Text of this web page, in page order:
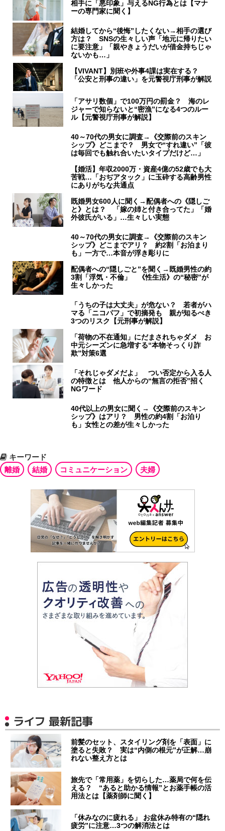
相手に「悪印象」与えるNG行為とは【マナ
ーの専門家に聞く】
結婚してから“後悔”したくない→相手の選び
方は？ SNSの生々しい声「地元に帰りたい
に要注意」「親やきょうだいが借金持ちじゃ
ないかも…」
【VIVANT】別班や外事4課は実在する？
「公安と刑事の違い」を元警視庁刑事が解説
「アサリ数個」で100万円の罰金？ 海のレ
ジャーで知らないと“密漁”になる4つのルー
ル【元警視庁刑事が解説】
40～70代の男女に調査→《交際前のスキン
シップ》どこまで？ 男女で“すれ違い”「彼
は毎回でも触れ合いたいタイプだけど…」
【婚活】年収2000万・資産4億の52歳でも大
苦戦…「おぢアタック」に玉砕する高齢男性
にありがちな共通点
既婚男女600人に聞く→配偶者への《隠しご
と》とは？ 「嫁の姉と付き合ってた」「婚
外彼氏がいる」…生々しい実態
40～70代の男女に調査→《交際前のスキン
シップ》どこまでアリ？ 約2割「お泊まり
も」一方で…本音が浮き彫りに
配偶者への“隠しごと”を聞く→既婚男性の約
3割「浮気・不倫」 《性生活》の“秘密”が
生々しかった
「うちの子は大丈夫」が危ない？ 若者がハ
マる「ニコパフ」で初摘発も 親が知るべき
3つのリスク【元刑事が解説】
「荷物の不在通知」にだまされちゃダメ お
中元シーズンに急増する“本物そっくり詐
欺”対策6選
「それじゃダメだよ」 つい否定から入る人
の特徴とは 他人からの“無言の拒否”招く
NGワード
40代以上の男女に聞く→《交際前のスキン
シップ》はアリ？ 男性の約4割「お泊り
も」女性との差が生々しかった
キーワード
離婚
結婚 コミュニケーション 夫婦
ライフ 最新記事
前髪のセット、スタイリング剤を「表面」に
塗ると失敗？ 実は“内側の根元”が正解…崩
れない整え方とは
旅先で「常用薬」を切らした…薬局で何を伝
える？ “あると助かる情報”とお薬手帳の活
用法とは【薬剤師に聞く】
「休みなのに疲れる」 お盆休み特有の“隠れ
疲労”に注意…3つの解消法とは